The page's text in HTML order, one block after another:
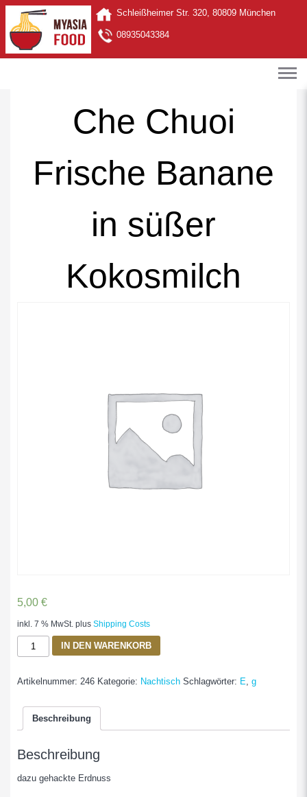
Schleißheimer Str. 320, 80809 München
08935043384
Che Chuoi
Frische Banane
in süßer
Kokosmilch
5,00 €
inkl. 7 % MwSt. plus Shipping Costs
Che
Chuoi
Banane
süßer
Kokosmilch
IN DEN WARENKORB
Artikelnummer: 246 Kategorie: Nachtisch Schlagwörter: E, g
Beschreibung
Beschreibung
dazu gehackte Erdnuss